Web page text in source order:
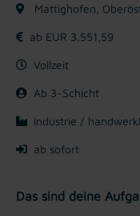
Mattighofen,
ab EUR 3.551,59
Vollzeit
Ab 3-Schicht
Industrie /
ab sofort
Das sind deine